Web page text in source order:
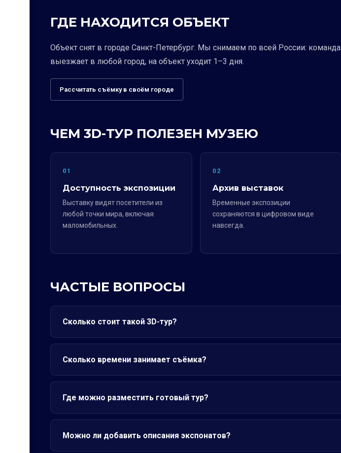
ГДЕ НАХОДИТСЯ ОБЪЕКТ
Объект снят в городе Санкт-Петербург. Мы снимаем по всей России: команда
выезжает в любой город, на объект уходит 1–3 дня.
Рассчитать съёмку в своём городе
ЧЕМ 3D-ТУР ПОЛЕЗЕН МУЗЕЮ
01
Доступность экспозиции
Выставку видят посетители из
любой точки мира, включая
маломобильных.
02
Архив выставок
Временные экспозиции
сохраняются в цифровом виде
навсегда.
ЧАСТЫЕ ВОПРОСЫ
Сколько стоит такой 3D-тур?
Сколько времени занимает съёмка?
Где можно разместить готовый тур?
Можно ли добавить описания экспонатов?